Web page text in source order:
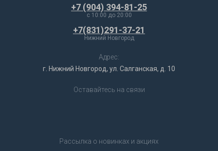
+7 (904) 394-81-25
c 10:00 до 20:00
+7(831)291-37-21
Нижний Новгород
Адрес:
г. Нижний Новгород, ул. Салганская, д. 10
Оставайтесь на связи
Рассылка о новинках и акциях